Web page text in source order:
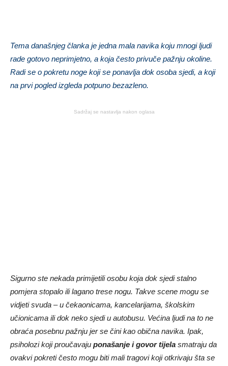
Tema današnjeg članka je jedna mala navika koju mnogi ljudi
rade gotovo neprimjetno, a koja često privuče pažnju okoline.
Radi se o pokretu noge koji se ponavlja dok osoba sjedi, a koji
na prvi pogled izgleda potpuno bezazleno.
Sadržaj se nastavlja nakon oglasa
Sigurno ste nekada primijetili osobu koja dok sjedi stalno
pomjera stopalo ili lagano trese nogu. Takve scene mogu se
vidjeti svuda – u čekaonicama, kancelarijama, školskim
učionicama ili dok neko sjedi u autobusu. Većina ljudi na to ne
obraća posebnu pažnju jer se čini kao obična navika. Ipak,
psiholozi koji proučavaju ponašanje i govor tijela smatraju da
ovakvi pokreti često mogu biti mali tragovi koji otkrivaju šta se